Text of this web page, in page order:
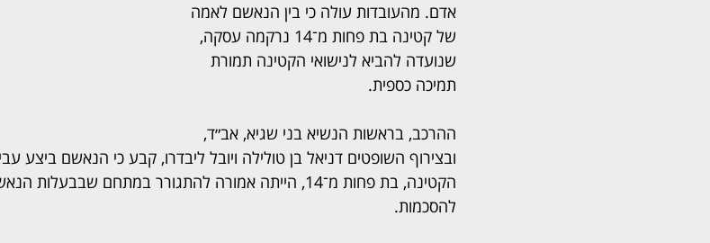
אדם. מהעובדות עולה כי בין הנאשם לאמה
של קטינה בת פחות מ־14 נרקמה עסקה,
שנועדה להביא לנישואי הקטינה תמורת
תמיכה כספית.
ההרכב, בראשות הנשיא בני שגיא, אב״ד,
ובצירוף השופטים דניאל בן טולילה ויובל ליבדרו, קבע כי הנאשם ביצע
להסכמות.